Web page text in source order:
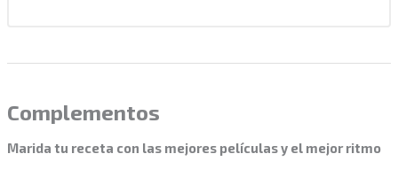
Complementos
Marida tu receta con las mejores películas y el mejor ritmo